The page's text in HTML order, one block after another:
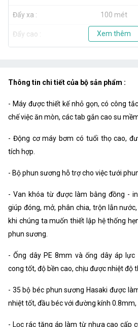
Đẩy xa : 100 mét
Đẩy cao : > 15 mét
Xem thêm
Thông tin chi tiết của bộ sản phẩm :
- Máy được thiết kế nhỏ gọn, có công
chế việc ăn mòn, các tab gắn cao su
- Động cơ máy bơm có tuổi thọ cao,
tích hợp.
- Bộ phun sương hỗ trợ cho việc tưới
- Van khóa từ được làm bằng đồng -
giúp đóng, mở, phân chia, trộn lẫn
khi chúng ta muốn thiết lập hệ thống
phun sương.
- Ống dây PE 8mm và ống dây áp
cong tốt, độ bền cao, chịu được nhiệt độ
- 35 bộ béc phun sương Hasaki được
nhiệt tốt, đầu béc với đường kính 0.8mm,
- Lọc rác tăng áp làm từ nhựa cao cấp